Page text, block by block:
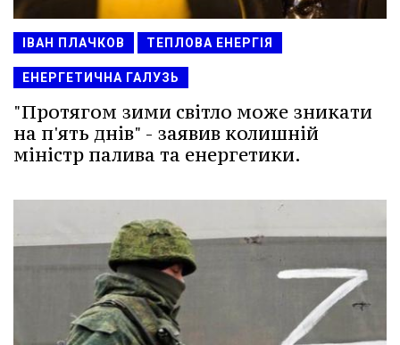
ІВАН ПЛАЧКОВ ТЕПЛОВА ЕНЕРГІЯ
ЕНЕРГЕТИЧНА ГАЛУЗЬ
"Протягом зими світло може зникати
на п'ять днів" - заявив колишній
міністр палива та енергетики.